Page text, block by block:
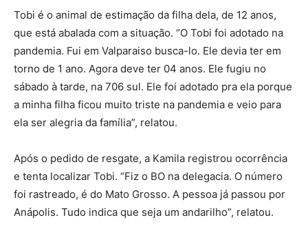
Tobi é o animal de estimação da filha dela, de 12 anos,
que está abalada com a situação. “O Tobi foi adotado na
pandemia. Fui em Valparaiso busca-lo. Ele devia ter em
torno de 1 ano. Agora deve ter 04 anos. Ele fugiu no
sábado à tarde, na 706 sul. Ele foi adotado pra ela porque
a minha filha ficou muito triste na pandemia e veio para
ela ser alegria da família”, relatou.
Após o pedido de resgate, a Kamila registrou ocorrência
e tenta localizar Tobi. “Fiz o BO na delegacia. O número
foi rastreado, é do Mato Grosso. A pessoa já passou por
Anápolis. Tudo indica que seja um andarilho”, relatou.